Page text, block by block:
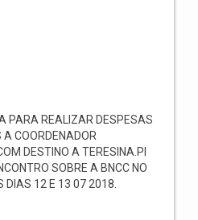
PARA REALIZAR DESPESAS
COORDENADOR
DESTINO A TERESINA.PI
SOBRE A BNCC NO
DIAS 12 E 13 07 2018.